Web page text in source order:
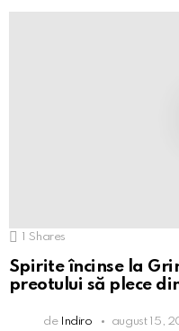
1 Shares
Spirite încinse la
preotului să plece
de Indiro august 15,